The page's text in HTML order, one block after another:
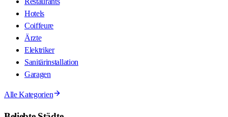
Hotels
Coiffeure
Ärzte
Elektriker
Sanitärinstallation
Garagen
Alle Kategorien